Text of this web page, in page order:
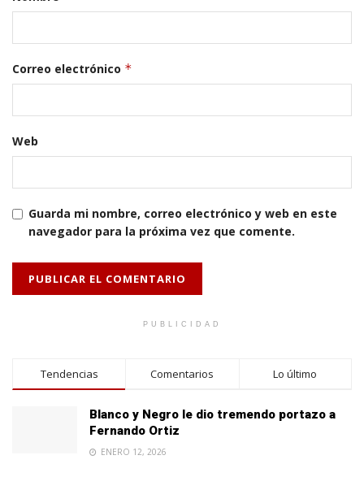
Correo electrónico *
Web
Guarda mi nombre, correo electrónico y web en este
navegador para la próxima vez que comente.
PUBLICIDAD
Tendencias Comentarios Lo último
Blanco y Negro le dio tremendo portazo a
Fernando Ortiz
ENERO 12, 2026